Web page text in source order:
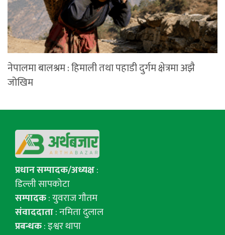
नेपालमा बालश्रम : हिमाली तथा पहाडी दुर्गम क्षेत्रमा अझै
जोखिम
प्रधान सम्पादक/अध्यक्ष:
डिल्ली सापकोटा
सम्पादक: युवराज गाैतम
संवाददाता: नमिता दुलाल
प्रबन्धक: इश्वर थापा